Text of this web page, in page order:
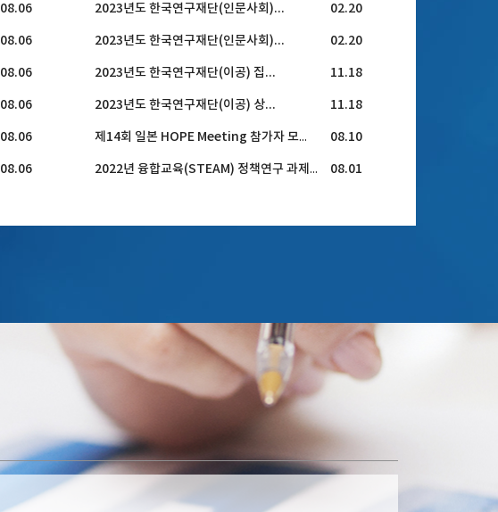
08.06
08.06
08.06
08.06
08.06
08.06
2023년도 한국연구재단(인문사회)... 02.20
2023년도 한국연구재단(인문사회)... 02.20
2023년도 한국연구재단(이공) 집... 11.18
2023년도 한국연구재단(이공) 상... 11.18
제14회 일본 HOPE Meeting 참가자 모집 공고 08.10
2022년 융합교육(STEAM) 정책연구 과제 공모 안내 08.01